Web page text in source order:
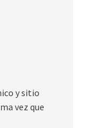
y sitio
vez que